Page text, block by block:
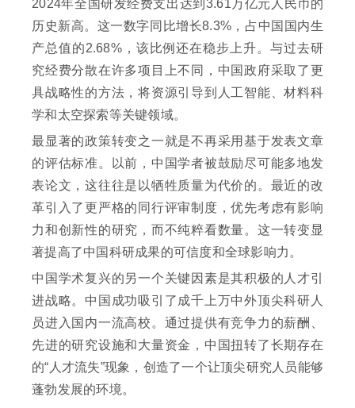
2024年全国研发经费支出达到3.61万亿元人民币的
历史新高。这一数字同比增长8.3%，占中国国内生
产总值的2.68%，该比例还在稳步上升。与过去研
究经费分散在许多项目上不同，中国政府采取了更
具战略性的方法，将资源引导到人工智能、材料科
学和太空探索等关键领域。
最显著的政策转变之一就是不再采用基于发表文章
的评估标准。以前，中国学者被鼓励尽可能多地发
表论文，这往往是以牺牲质量为代价的。最近的改
革引入了更严格的同行评审制度，优先考虑有影响
力和创新性的研究，而不纯粹看数量。这一转变显
著提高了中国科研成果的可信度和全球影响力。
中国学术复兴的另一个关键因素是其积极的人才引
进战略。中国成功吸引了成千上万中外顶尖科研人
员进入国内一流高校。通过提供有竞争力的薪酬、
先进的研究设施和大量资金，中国扭转了长期存在
的“人才流失”现象，创造了一个让顶尖研究人员能够
蓬勃发展的环境。